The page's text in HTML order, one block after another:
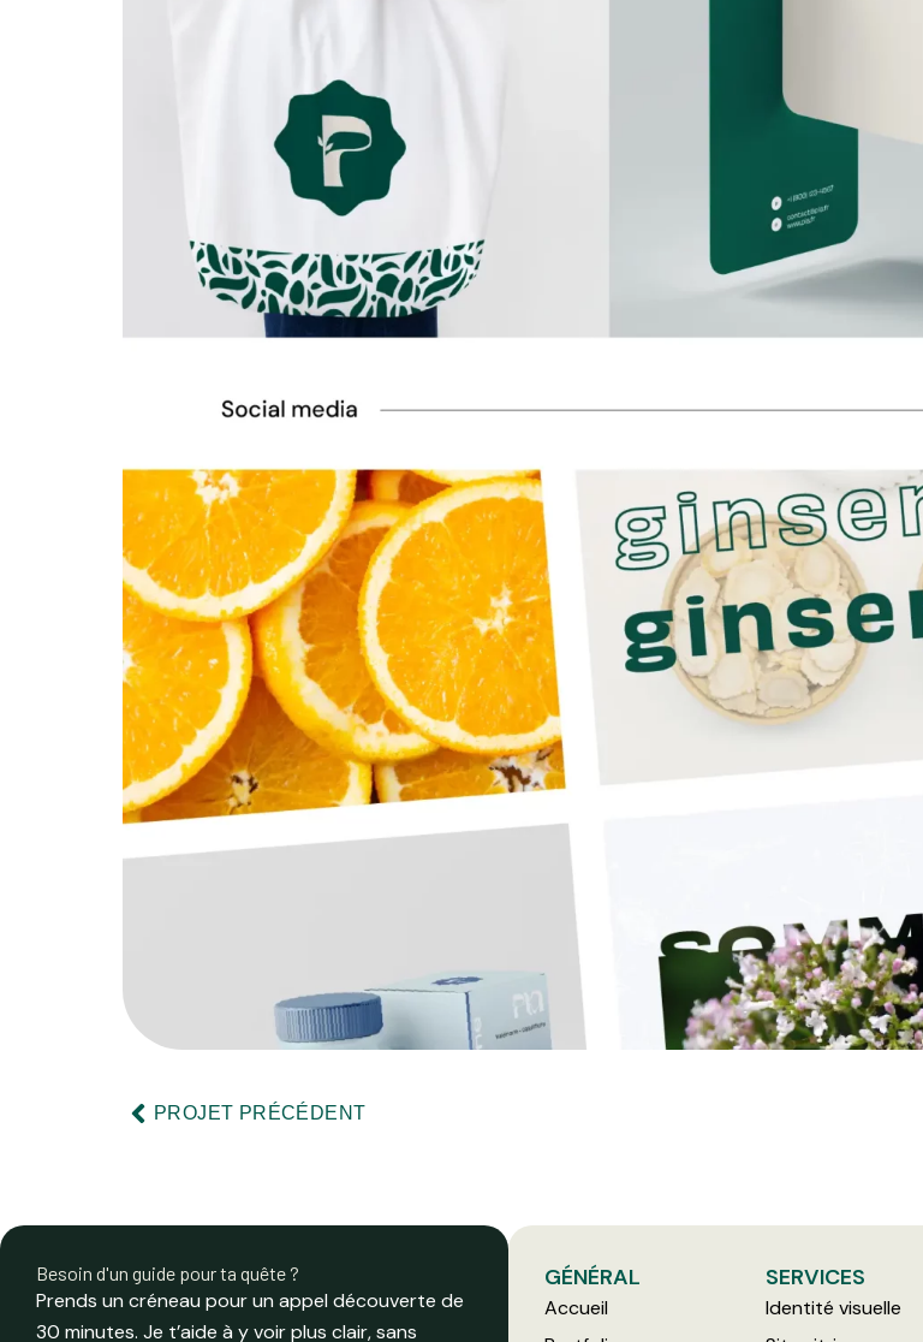
Précédent
PROJET PRÉCÉDENT
Besoin d'un guide pour ta quête ?
Prends un créneau pour un appel découverte de
30 minutes. Je t’aide à y voir plus clair, sans
GÉNÉRAL
Accueil
SERVICES
Identité visuelle